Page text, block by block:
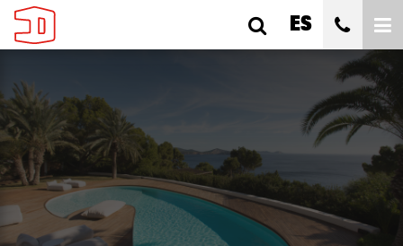
ES
TODAS LAS CIUDADES
TODAS LAS SUBÁREAS
TODOS LOS TIPOS